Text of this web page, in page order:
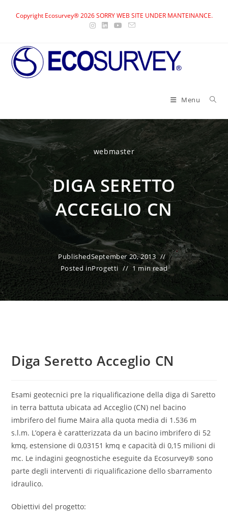
Copyright Ecosurvey® 2026 SORRY WEB SITE UNDER MANTEINANCE.
Menu
webmaster
DIGA SERETTO
ACCEGLIO CN
PublishedSeptember 20, 2013
Posted inProgetti 1 min read
Diga Seretto Acceglio CN
Esami geotecnici pre la riqualificazione della diga di Saretto
in terra battuta ubicata ad Acceglio (CN) nel bacino
imbrifero del fiume Maira alla quota media di 1.536 m
s.l.m. L’opera è caratterizzata da un bacino imbrifero di 52
kmq, estensione di 0,03151 kmq e capacità di 0,15 milioni di
mc. Le indagini geognostiche eseguite da Ecosurvey® sono
parte degli interventi di riqualificazione dello sbarramento
idraulico.
Obiettivi del progetto: